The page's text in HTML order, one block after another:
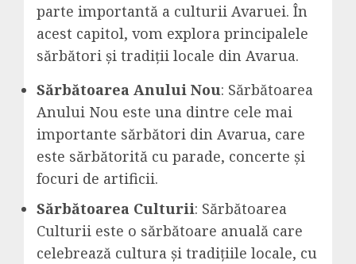
parte importantă a culturii Avaruei. În
acest capitol, vom explora principalele
sărbători și tradiții locale din Avarua.
Sărbătoarea Anului Nou: Sărbătoarea
Anului Nou este una dintre cele mai
importante sărbători din Avarua, care
este sărbătorită cu parade, concerte și
focuri de artificii.
Sărbătoarea Culturii: Sărbătoarea
Culturii este o sărbătoare anuală care
celebrează cultura și tradițiile locale, cu